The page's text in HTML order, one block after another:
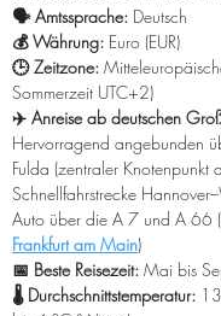
🗣️ Amtssprache: Deutsch
💰 Währung: Euro (EUR)
🕒 Zeitzone:
Sommerzeit UTC+2)
✈️ Anreise ab deutschen
Hervorragend angebunden
Fulda (zentraler Knotenpunkt
Schnellfahrstrecke
Auto über die A 7 und A 66
Frankfurt am Main)
📅 Beste Reisezeit: Mai bis
🌡️ Durchschnittstemperatur: